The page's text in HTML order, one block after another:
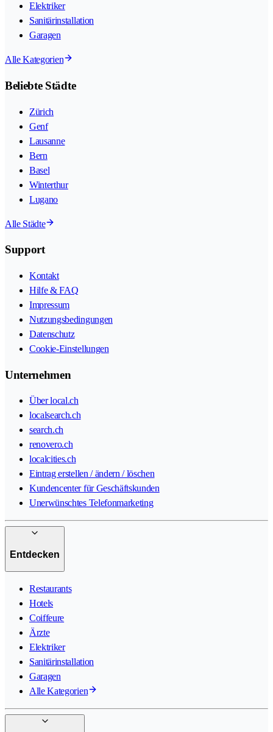
Elektriker
Sanitärinstallation
Garagen
Alle Kategorien
Beliebte Städte
Zürich
Genf
Lausanne
Bern
Basel
Winterthur
Lugano
Alle Städte
Support
Kontakt
Hilfe & FAQ
Impressum
Nutzungsbedingungen
Datenschutz
Cookie-Einstellungen
Unternehmen
Über local.ch
localsearch.ch
search.ch
renovero.ch
localcities.ch
Eintrag erstellen / ändern / löschen
Kundencenter für Geschäftskunden
Unerwünschtes Telefonmarketing
Entdecken
Restaurants
Hotels
Coiffeure
Ärzte
Elektriker
Sanitärinstallation
Garagen
Alle Kategorien